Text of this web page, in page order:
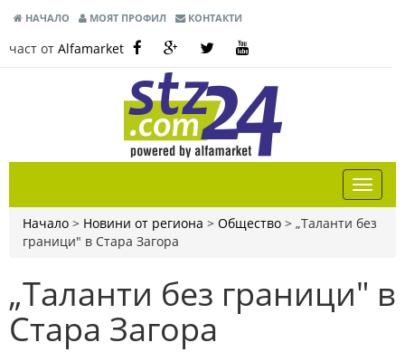
НАЧАЛО МОЯТ ПРОФИЛ КОНТАКТИ
част от Alfamarket
Начало > Новини от региона > Общество > „Таланти без
граници" в Стара Загора
„Таланти без граници" в
Стара Загора